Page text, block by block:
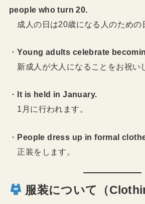
people who turn 20.
成人の日は20歳になる人のための
・Young adults celebrate
新成人が大人になることをお祝い
・
It is held in January.
1月に行われます。
・ People dress up in formal
正装をします。
服装について（